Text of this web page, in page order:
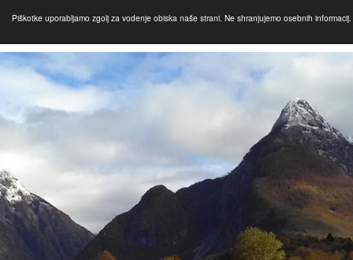
Piškotke uporabljamo zgolj za vodenje obiska naše strani. Ne shranjujemo osebnih informacij.